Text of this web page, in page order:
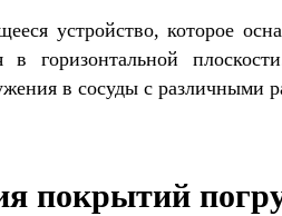
устройство, которое
в сосуды с различными
покрытий